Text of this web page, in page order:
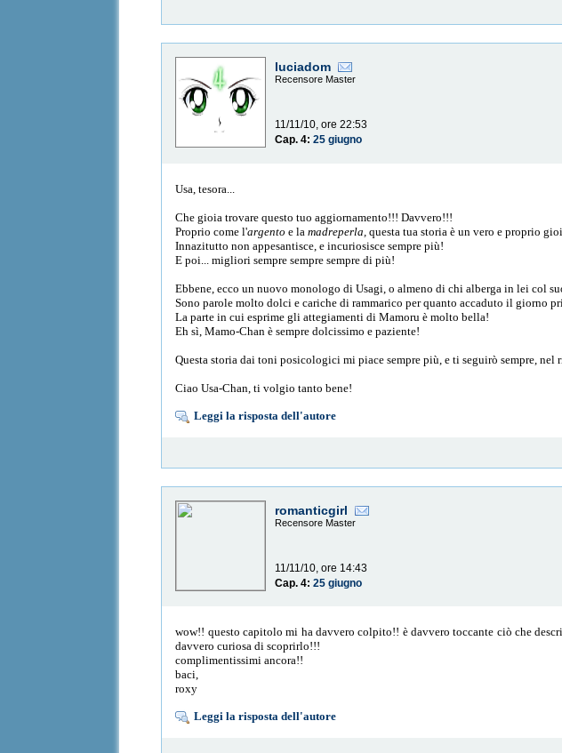
luciadom
Recensore Master
11/11/10, ore 22:53
Cap. 4:25 giugno
Usa, tesora...
Che gioia trovare questo tuo aggiornamento!!! Davvero!!!
Proprio come l'argento e lamadreperla,questa tua storia è un vero e proprio
Innazitutto non appesantisce, e incuriosisce sempre più!
E poi... migliori sempre sempre sempre di più!
Ebbene, ecco un nuovo monologo di Usagi, o almeno di chi alberga in lei col
Sono parole molto dolci e cariche di rammarico per quanto accaduto il giorno
La parte in cui esprime gli attegiamenti di Mamoru è molto bella!
Eh sì, Mamo-Chan è sempre dolcissimo e paziente!
Questa storia dai toni posicologici mi piace sempre più, e ti seguirò sempre, nel
Ciao Usa-Chan, ti volgio tanto bene!
Leggi la risposta dell'autore
romanticgirl
Recensore Master
11/11/10, ore 14:43
Cap. 4:25 giugno
wow!! questo capitolo mi ha davvero colpito!! è davvero toccante ciò che
davvero curiosa di scoprirlo!!!
complimentissimi ancora!!
baci,
roxy
Leggi la risposta dell'autore